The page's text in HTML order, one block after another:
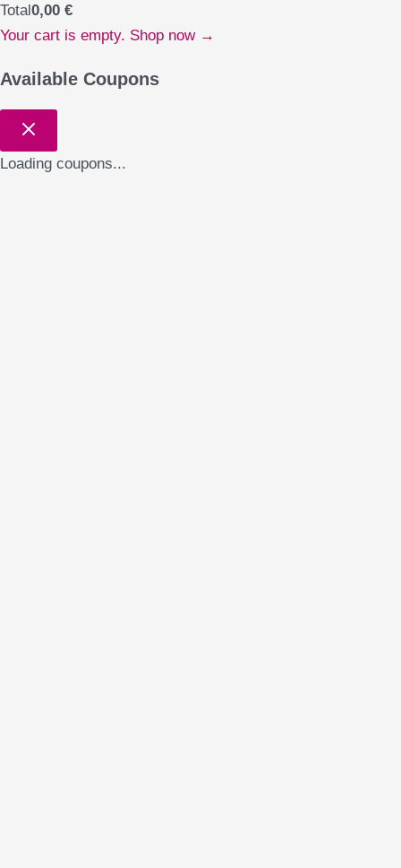
Total0,00 €
Your cart is empty. Shop now →
Available Coupons
Loading coupons...